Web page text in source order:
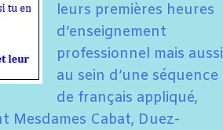
leurs premières heures
d’enseignement
professionnel mais aussi
au sein d’une séquence
de français appliqué,
Mesdames Cabat, Duez-